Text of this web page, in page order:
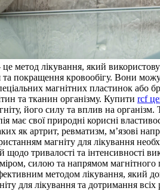
це метод лікування, який
покращення кровообігу. Вони
магнітних пластинок або
та тканин організму. Купити rcf
його силу та вплив на
має свої природні корисні
як артрит, ревматизм, м’язові
магніту для лікування
щодо тривалості та інтенсивності
силою та напрямом
методом лікування, який
для лікування та дотримання